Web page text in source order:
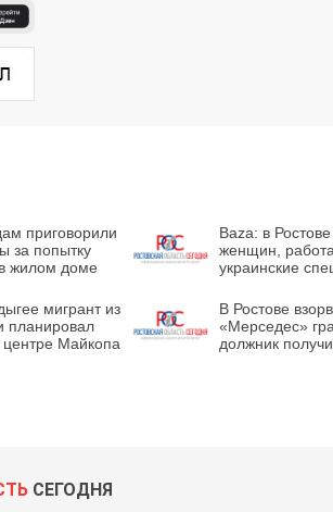
приговорили
за попытку
жилом доме
Baza: в
женщин,
украинские
мигрант из
планировал
центре Майкопа
В Ростове
«Мерседес»
должник
СЕГОДНЯ